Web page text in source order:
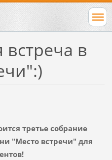
в
третье собрание
"Место встречи" для